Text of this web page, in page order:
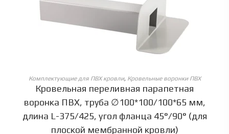
ОБЕРІТЬ ОПЦІЇ
Комплектующие для ПВХ кровли, Кровельные воронки ПВХ
Кровельная переливная парапетная
воронка ПВХ, труба ∅100*100/100*65 мм,
длина L-375/425, угол фланца 45°/90° (для
плоской мембранной кровли)